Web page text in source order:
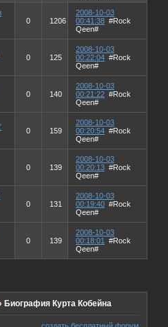
0 1206
2008-10-03
00:41:38 #Rock
Qeen#
0 125
2008-10-03
00:22:04 #Rock
Qeen#
0 140
2008-10-03
00:21:22 #Rock
Qeen#
0 159
2008-10-03
00:20:54 #Rock
Qeen#
0 139
2008-10-03
00:20:13 #Rock
Qeen#
0 131
2008-10-03
00:19:40 #Rock
Qeen#
0 139
2008-10-03
00:18:01
#Rock
Qeen#
Биография Курта Кобейна